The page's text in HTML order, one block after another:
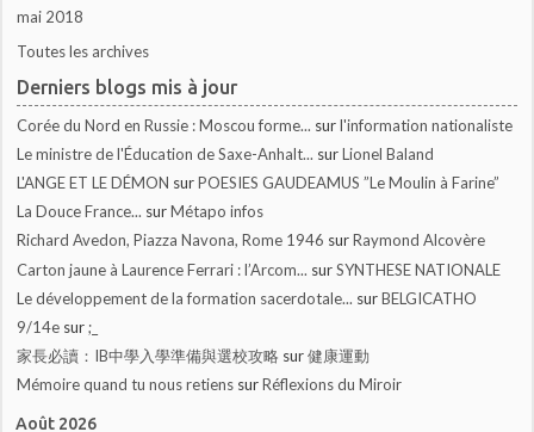
mai 2018
Toutes les archives
Derniers blogs mis à jour
Corée du Nord en Russie : Moscou forme... surl'information nationaliste
Le ministre de l'Éducation de Saxe-Anhalt... surLionel Baland
L'ANGE ET LE DÉMON surPOESIES GAUDEAMUS ”Le Moulin à Farine”
La Douce France... surMétapo infos
Richard Avedon, Piazza Navona, Rome 1946 surRaymond Alcovère
Carton jaune à Laurence Ferrari : l’Arcom... surSYNTHESE NATIONALE
Le développement de la formation sacerdotale... surBELGICATHO
9/14e sur;_
家長必讀：IB中學入學準備與選校攻略 sur健康運動
Mémoire quand tu nous retiens surRéflexions du Miroir
Août 2026